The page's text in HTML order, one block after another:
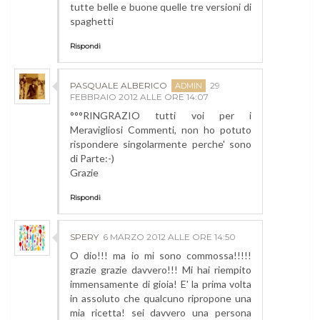
tutte belle e buone quelle tre versioni di
spaghetti
Rispondi
PASQUALE ALBERICO
29
FEBBRAIO 2012 ALLE ORE 14:07
°°°RINGRAZIO tutti voi per i
Meravigliosi Commenti, non ho potuto
rispondere singolarmente perche' sono
di Parte:-)
Grazie
Rispondi
SPERY 6 MARZO 2012 ALLE ORE 14:50
O dio!!! ma io mi sono commossa!!!!!
grazie grazie davvero!!! Mi hai riempito
immensamente di gioia! E' la prima volta
in assoluto che qualcuno ripropone una
mia ricetta! sei davvero una persona